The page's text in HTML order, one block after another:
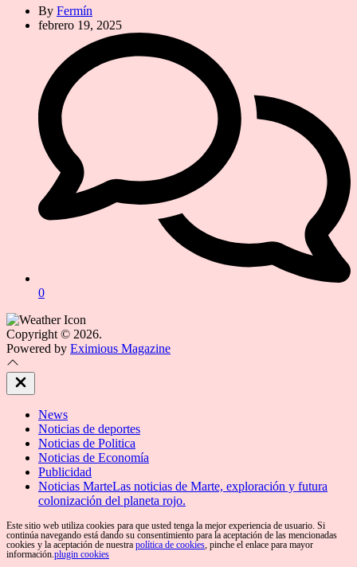
By Fermín
febrero 19, 2025
0
Copyright © 2026.
Powered by Eximious Magazine
Close
Off
News
Noticias de deportes
Noticias de Politica
Noticias de Economía
Publicidad
Noticias MarteLas noticias de Marte, exploración y futura
colonización del planeta rojo.
Este sitio web utiliza cookies para que usted tenga la mejor experiencia de usuario. Si
continúa navegando está dando su consentimiento para la aceptación de las mencionadas
cookies y la aceptación de nuestra política de cookies , pinche el enlace para mayor
información. plugin cookies